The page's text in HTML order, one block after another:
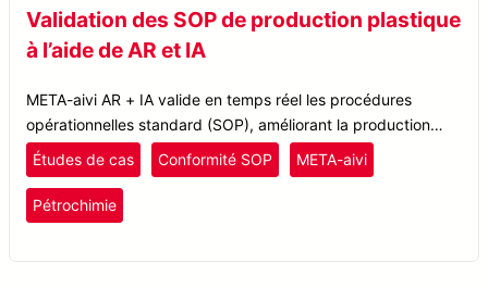
Validation des SOP de production plastique
à l’aide de AR et IA
META-aivi AR + IA valide en temps réel les procédures
opérationnelles standard (SOP), améliorant la production
plastique d’une entreprise de matériaux de performance,
augmentant l’efficacité et réduisant les temps d’arrêt.
Études de cas Conformité SOP META-aivi
Pétrochimie